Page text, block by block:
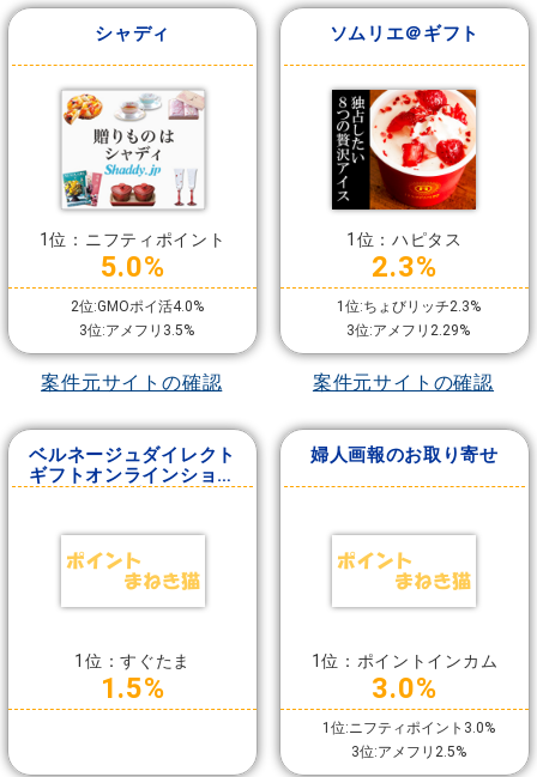
シャディ
1位：ニフティポイント
5.0%
2位:GMOポイ活4.0%
3位:アメフリ3.5%
案件元サイトの確認
ソムリエ＠ギフト
1位：ハピタス
2.3%
1位:ちょびリッチ2.3%
3位:アメフリ2.29%
案件元サイトの確認
ベルネージュダイレクト
ギフトオンラインショッ
1位：すぐたま
1.5%
婦人画報のお取り寄せ
1位：ポイントインカム
3.0%
1位:ニフティポイント3.0%
3位:アメフリ2.5%